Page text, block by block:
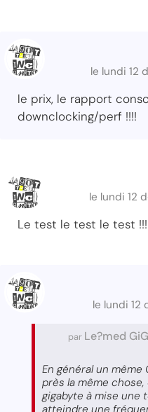
le lundi 12
le prix, le rapport
downclocking/perf !!!!
le lundi 12
Le test le test le test !!!
le lundi 12
par Le?med
En général un même
près la même
gigabyte à mise une